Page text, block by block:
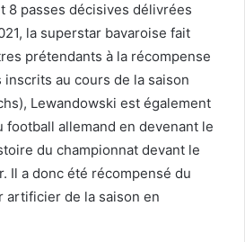
8 passes décisives délivrées
la superstar bavaroise fait
prétendants à la récompense
inscrits au cours de la saison
Lewandowski est également
football allemand en devenant le
du championnat devant le
Il a donc été récompensé du
artificier de la saison en